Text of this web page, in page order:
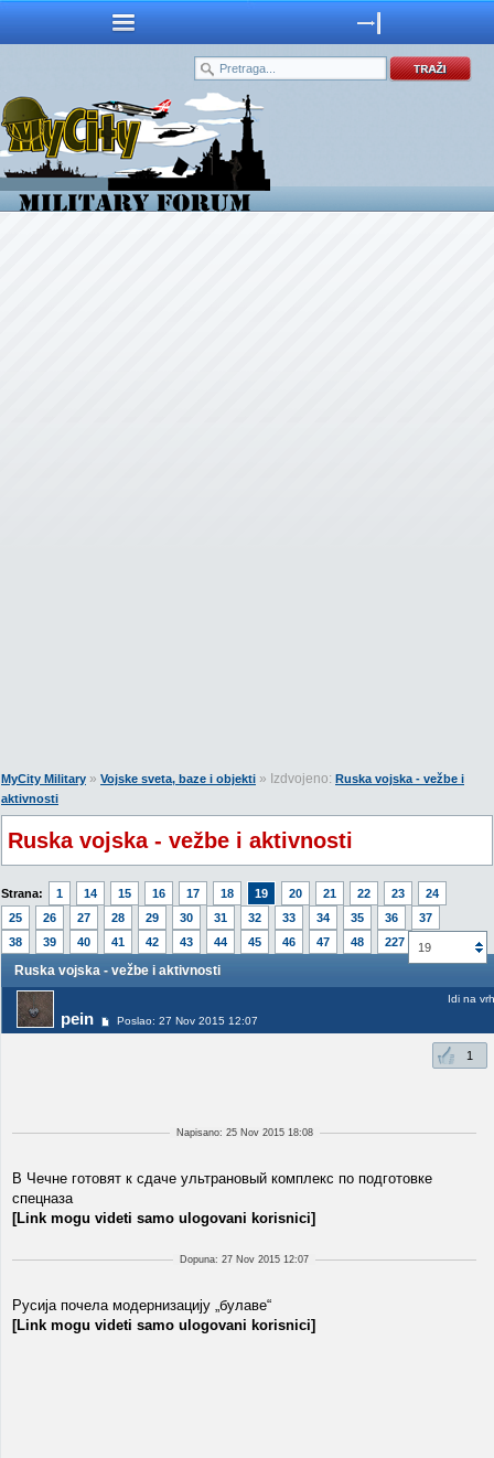
MyCity Military » Vojske sveta, baze i objekti » Izdvojeno: Ruska vojska - vežbe i
aktivnosti
Ruska vojska - vežbe i aktivnosti
Strana: 1 14 15 16 17 18 19 20 21 22 23
24
25
26 27 28 29 30 31 32 33 34 35 36
37
38
39 40 41 42 43 44 45 46 47 48 227 19
Ruska vojska - vežbe i aktivnosti
pein Poslao: 27 Nov 2015 12:07
Idi na vrh
1
Napisano: 25 Nov 2015 18:08
В Чечне готовят к сдаче ультрановый комплекс по подготовке
спецназа
[Link mogu videti samo ulogovani korisnici]
Dopuna: 27 Nov 2015 12:07
Русија почела модернизацију „булаве“
[Link mogu videti samo ulogovani korisnici]